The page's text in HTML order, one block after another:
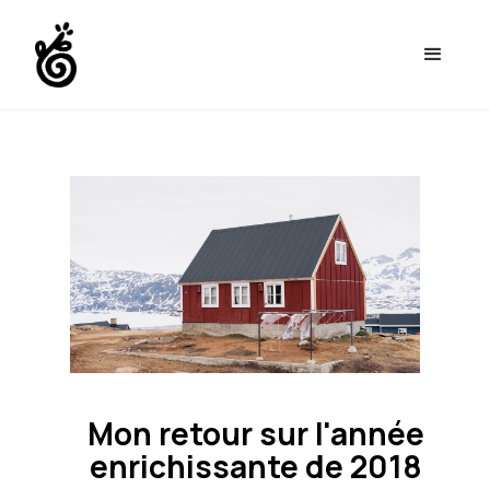
Mon retour sur l'année
enrichissante de 2018